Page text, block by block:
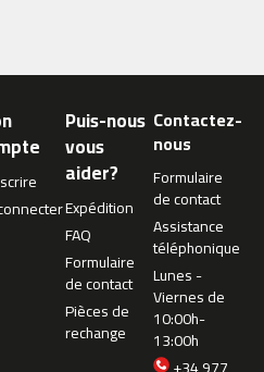
Puis-nous
vous
aider?
Expédition
FAQ
Formulaire
de contact
Pièces de
rechange
Contactez-
nous
Formulaire
de contact
Assistance
téléphonique
Lunes -
Viernes de
10:00h-
13:00h